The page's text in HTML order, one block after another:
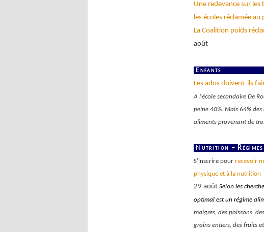
Une redevance sur les
les écoles réclamée
La Coalition poids
août
Enfants
Les ados doivent-ils
A l’école secondaire De
peine 40%. Mais 64%
aliments provenant de
N utrition – Régimes
S’inscrire pour recevoir
physique et à la nutrition
29 aoûtSelon les
optimal est un régime
maigres, des poissons,
grains entiers, des fruits